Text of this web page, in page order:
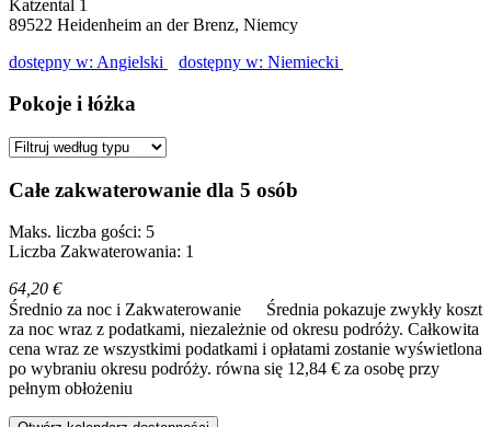
Katzental 1
89522 Heidenheim an der Brenz, Niemcy
dostępny w: Angielski
dostępny w: Niemiecki
Pokoje i łóżka
Całe zakwaterowanie dla 5 osób
Maks. liczba gości: 5
Liczba Zakwaterowania: 1
64,20 €
Średnio za noc i Zakwaterowanie
Średnia pokazuje zwykły koszt
za noc wraz z podatkami, niezależnie od okresu podróży. Całkowita
cena wraz ze wszystkimi podatkami i opłatami zostanie wyświetlona
po wybraniu okresu podróży. równa się 12,84 € za osobę przy
pełnym obłożeniu